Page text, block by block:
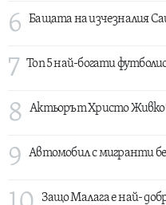
6 Бащата на изчезналия
7 Топ 5 най-богати
8 Актьорът Христо
9 Автомобил с мигранти
Защо Малага е най-